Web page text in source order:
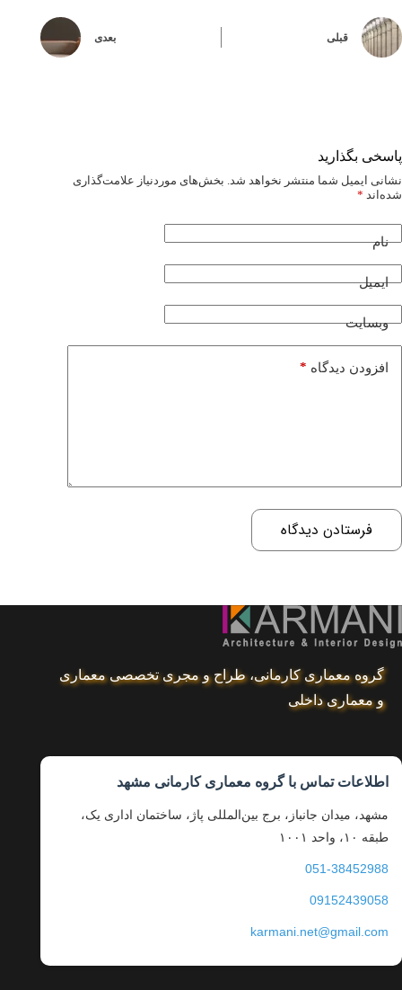
قبلی بعدی
پاسخی بگذارید
نشانی ایمیل شما منتشر نخواهد شد. بخش‌های موردنیاز علامت‌گذاری
شده‌اند *
نام
ایمیل
وبسایت
افزودن دیدگاه *
فرستادن دیدگاه
گروه معماری کارمانی، طراح و مجری تخصصی معماری
و معماری داخلی
اطلاعات تماس با گروه معماری کارمانی مشهد
مشهد، میدان جانباز، برج بین‌المللی پاژ، ساختمان اداری یک،
طبقه ۱۰، واحد ۱۰۰۱
051-38452988
09152439058
karmani.net@gmail.com